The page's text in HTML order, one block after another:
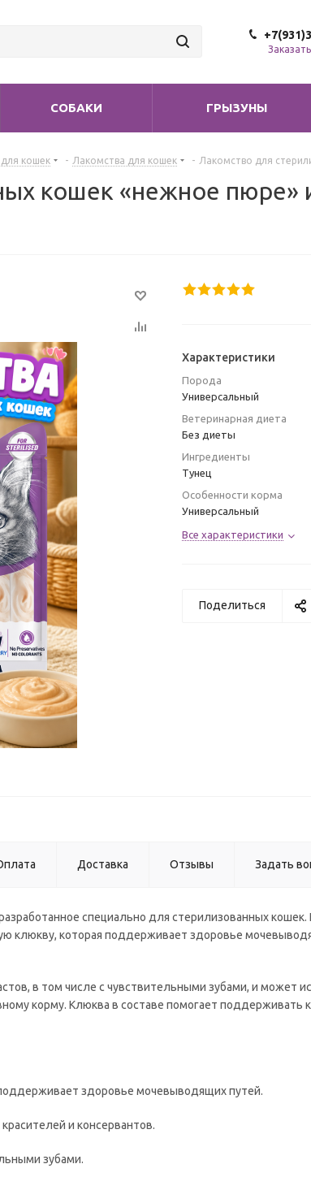
СОБАКИ ГРЫЗУНЫ
кошек - Лакомства для кошек - Лакомство для
кошек «нежное пюре»
Характеристики
Порода
Универсальный
Ветеринарная диета
Без диеты
Ингредиенты
Тунец
Особенности корма
Универсальный
Все характеристики
Поделиться
Доставка Отзывы Задать
специально для стерилизованных кошек.
клюкву, которая поддерживает здоровье
в том числе с чувствительными зубами, и может
корму. Клюква в составе помогает поддерживать
здоровье мочевыводящих путей.
и консервантов.
зубами.